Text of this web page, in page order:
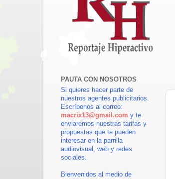
PAUTA CON NOSOTROS
Si quieres hacer parte de
nuestros agentes publicitarios.
Escríbenos al correo:
macrix13@gmail.com y te
enviaremos nuestras tarifas y
propuestas que te pueden
interesar en la parrilla
audiovisual, web y redes
sociales.
Bienvenidos al medio de